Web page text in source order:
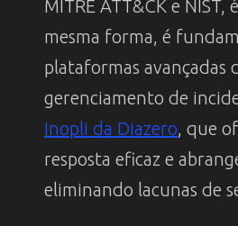
MITRE ATT&CK e NIST,
mesma forma, é
plataformas avançadas
gerenciamento de
Inopli da Diazero, que
resposta eficaz e
eliminando lacunas de